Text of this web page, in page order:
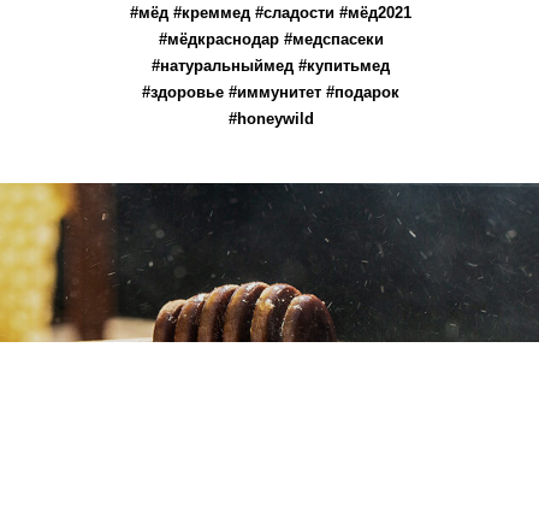
#мёд #креммед #сладости #мёд2021
#мёдкраснодар #медспасеки
#натуральныймед #купитьмед
#здоровье #иммунитет #подарок
#honeywild